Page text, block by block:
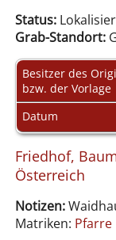
Status:
Grab-Standort:
Besitzer des
bzw. der Vorlage
Datum
Friedhof,
Österreich
Notizen:
Matriken: Pfarre